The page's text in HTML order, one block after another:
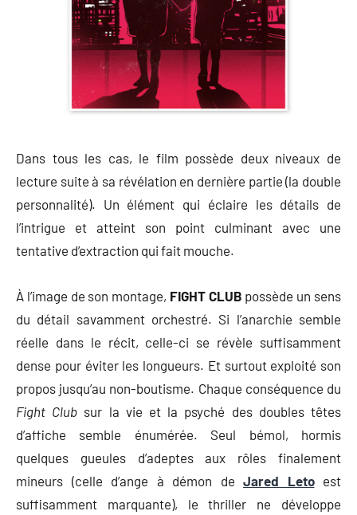
Dans tous les cas, le film possède deux niveaux de
lecture suite à sa révélation en dernière partie (la double
personnalité). Un élément qui éclaire les détails de
l’intrigue et atteint son point culminant avec une
tentative d’extraction qui fait mouche.
À l’image de son montage, FIGHT CLUB possède un sens
du détail savamment orchestré. Si l’anarchie semble
réelle dans le récit, celle-ci se révèle suffisamment
dense pour éviter les longueurs. Et surtout exploité son
propos jusqu’au non-boutisme. Chaque conséquence du
Fight Club sur la vie et la psyché des doubles têtes
d’affiche semble énumérée. Seul bémol, hormis
quelques gueules d’adeptes aux rôles finalement
mineurs (celle d’ange à démon de Jared Letoest
suffisamment marquante), le thriller ne développe